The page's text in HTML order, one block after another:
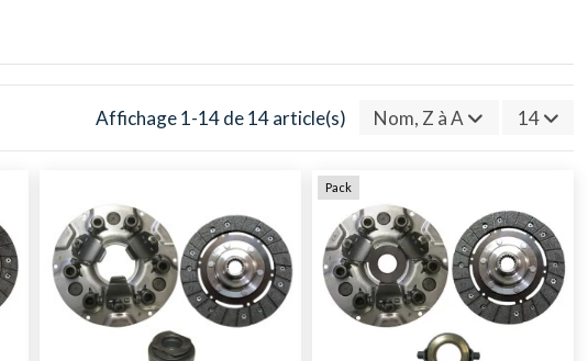
Affichage 1-14 de 14 article(s) Nom, Z à A 14
Pack